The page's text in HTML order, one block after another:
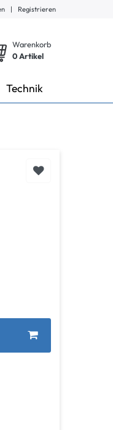
| Registrieren
Warenkorb
0Artikel
Technik